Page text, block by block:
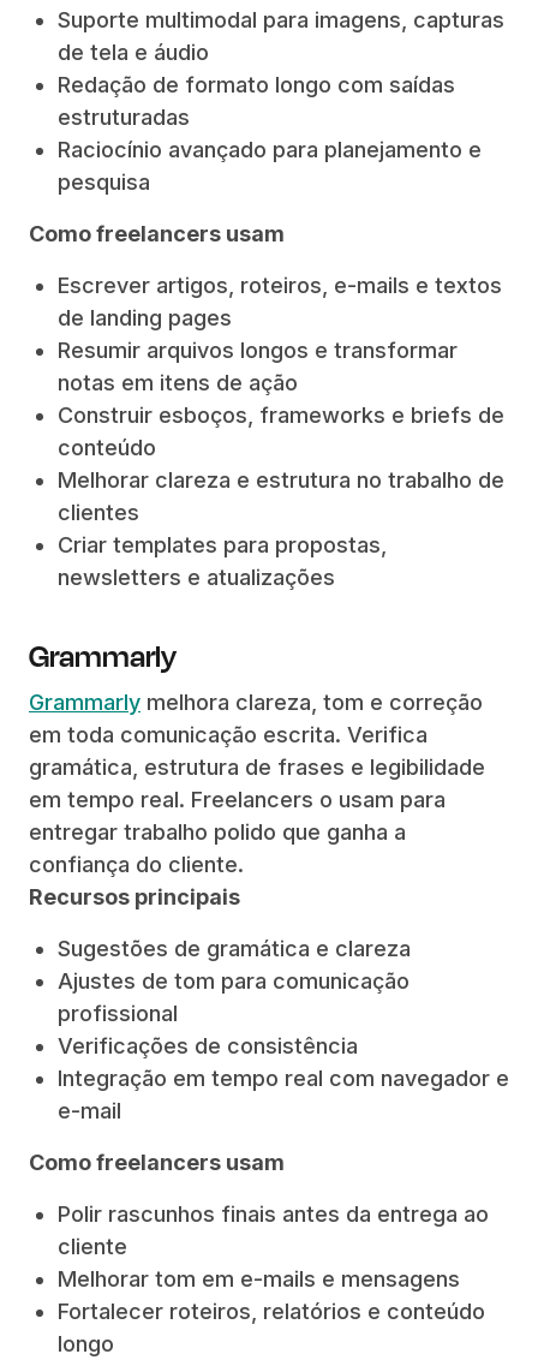
Suporte multimodal para imagens, capturas
de tela e áudio
Redação de formato longo com saídas
estruturadas
Raciocínio avançado para planejamento e
pesquisa
Como freelancers usam
Escrever artigos, roteiros, e-mails e textos
de landing pages
Resumir arquivos longos e transformar
notas em itens de ação
Construir esboços, frameworks e briefs de
conteúdo
Melhorar clareza e estrutura no trabalho de
clientes
Criar templates para propostas,
newsletters e atualizações
Grammarly
Grammarly melhora clareza, tom e correção
em toda comunicação escrita. Verifica
gramática, estrutura de frases e legibilidade
em tempo real. Freelancers o usam para
entregar trabalho polido que ganha a
confiança do cliente.
Recursos principais
Sugestões de gramática e clareza
Ajustes de tom para comunicação
profissional
Verificações de consistência
Integração em tempo real com navegador e
e-mail
Como freelancers usam
Polir rascunhos finais antes da entrega ao
cliente
Melhorar tom em e-mails e mensagens
Fortalecer roteiros, relatórios e conteúdo
longo